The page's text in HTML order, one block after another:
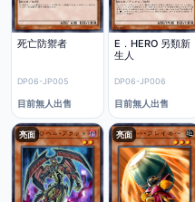
死亡防禦者
DP06-JP005
目前無人出售
E．HERO 另類新
生人
DP06-JP006
目前無人出售
亮面 亮面